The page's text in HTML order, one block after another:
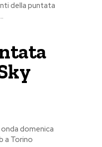
della puntata
domenica
a Torino